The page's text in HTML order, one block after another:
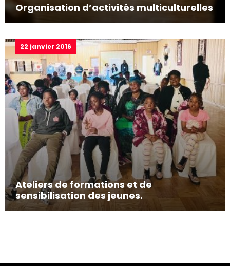
Organisation d’activités multiculturelles
22 janvier 2016
Ateliers de formations et de
sensibilisation des jeunes.